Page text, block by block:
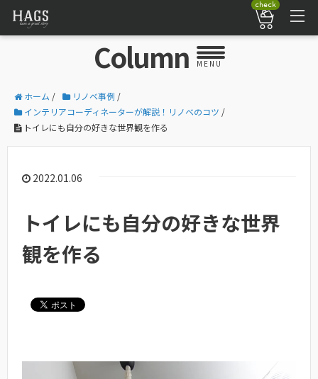
check
Column MENU
ホーム / リノベ事例 /
インテリアコーディネーターが解説！リノベのコツ /
トイレにも自分の好きな世界観を作る
2022.01.06
トイレにも自分の好きな世界
観を作る